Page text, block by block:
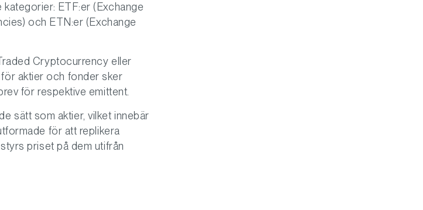
ETF:er (Exchange
och ETN:er (Exchange
Cryptocurrency eller
aktier och fonder sker
för respektive emittent.
sätt som aktier, vilket innebär
för att replikera
priset på dem utifrån